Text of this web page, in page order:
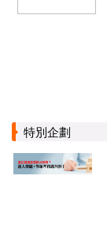
特別企劃